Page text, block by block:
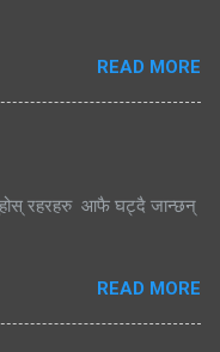
READ MORE
रहरहरु आफै घट्दै जान्छन्
READ MORE